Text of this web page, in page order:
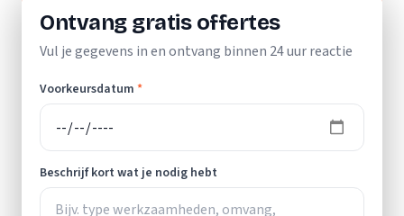
Ontvang gratis offertes
Vul je gegevens in en ontvang binnen 24 uur reactie
Voorkeursdatum *
Beschrijf kort wat je nodig hebt